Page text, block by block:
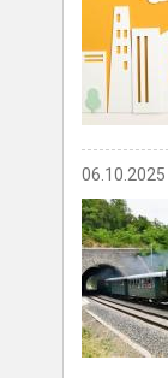
06.10.2025